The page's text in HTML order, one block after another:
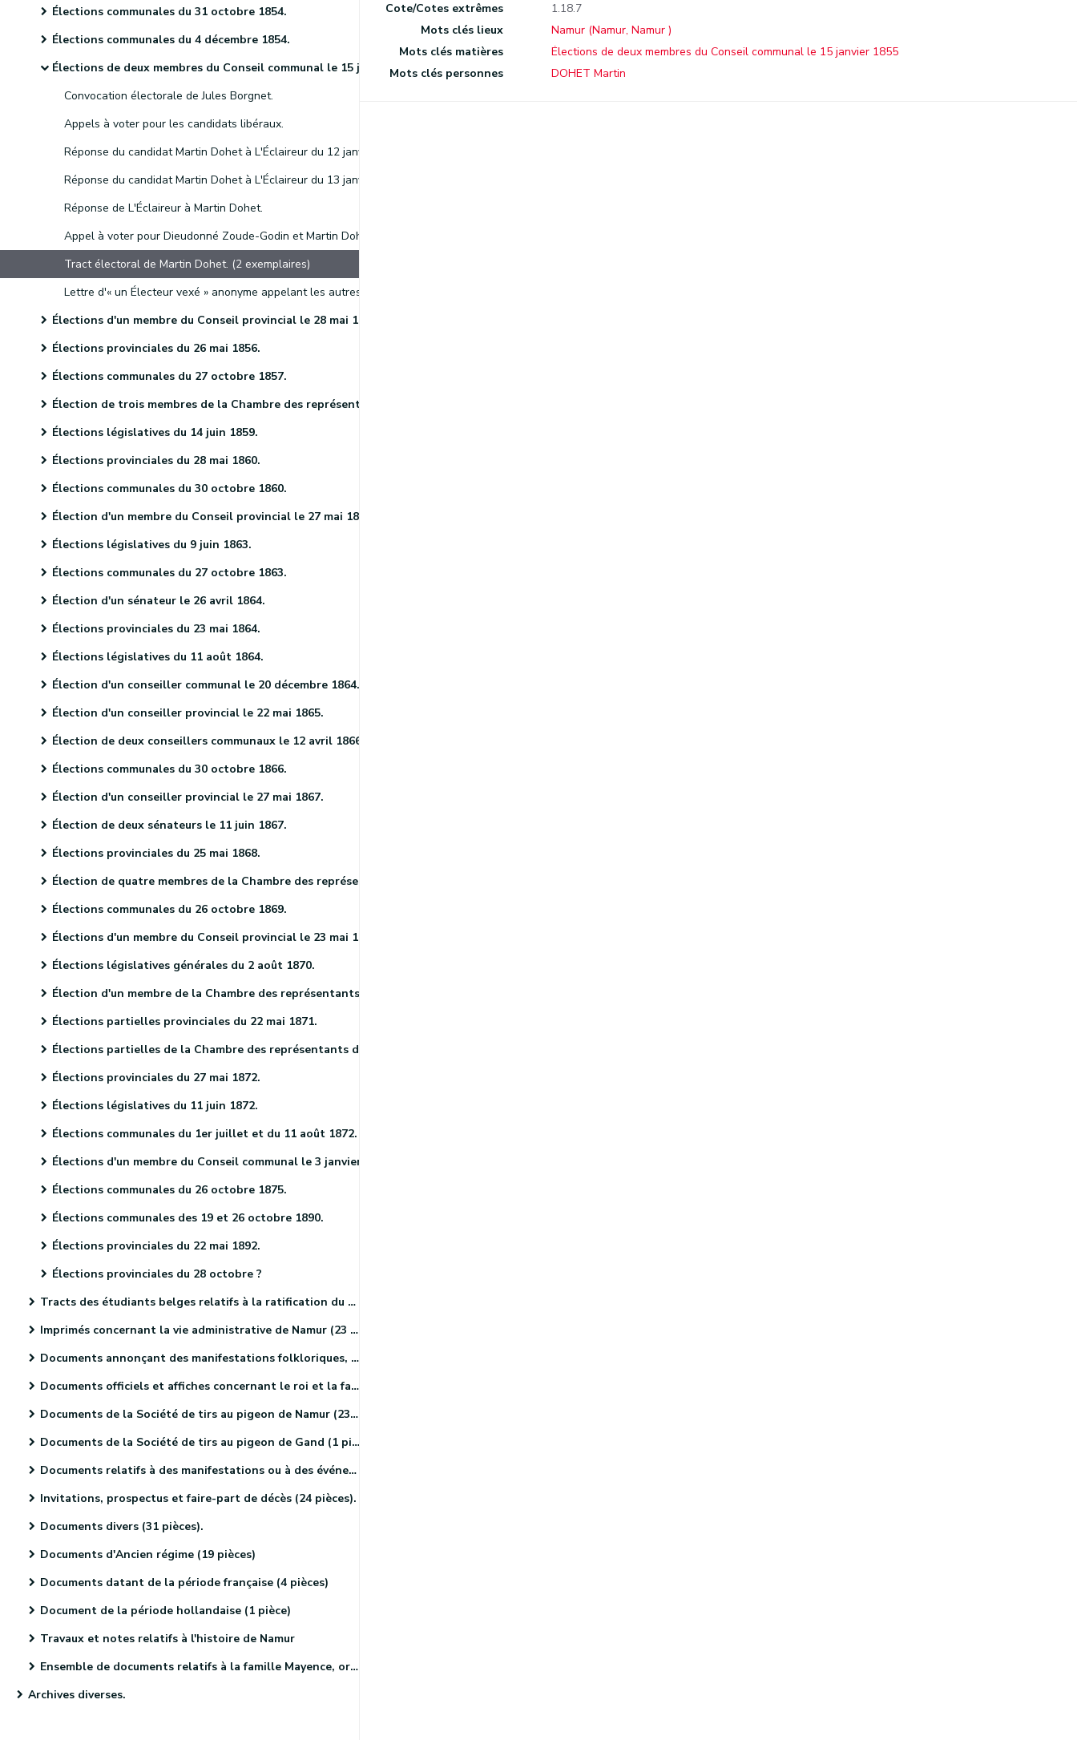
Élections communales du 31 octobre 1854.
Élections communales du 4 décembre 1854.
Élections de deux membres du Conseil communal le 15 janvier 1855.
Convocation électorale de Jules Borgnet.
Appels à voter pour les candidats libéraux.
Réponse de L'Éclaireur à Martin Dohet.
Appel à voter pour Dieudonné Zoude-Godin et Martin Dohet.
Tract électoral de Martin Dohet. (2 exemplaires)
Élections d'un membre du Conseil provincial le 28 mai 1855.
Élections provinciales du 26 mai 1856.
Élections communales du 27 octobre 1857.
Élection de trois membres de la Chambre des représentants le 10 décembre 1857.
Élections législatives du 14 juin 1859.
Élections provinciales du 28 mai 1860.
Élections communales du 30 octobre 1860.
Élection d'un membre du Conseil provincial le 27 mai 1861.
Élections législatives du 9 juin 1863.
Élections communales du 27 octobre 1863.
Élection d'un sénateur le 26 avril 1864.
Élections provinciales du 23 mai 1864.
Élections législatives du 11 août 1864.
Élection d'un conseiller communal le 20 décembre 1864.
Élection d'un conseiller provincial le 22 mai 1865.
Élection de deux conseillers communaux le 12 avril 1866.
Élections communales du 30 octobre 1866.
Élection d'un conseiller provincial le 27 mai 1867.
Élection de deux sénateurs le 11 juin 1867.
Élections provinciales du 25 mai 1868.
Élection de quatre membres de la Chambre des représentants le 9 juin 1868.
Élections communales du 26 octobre 1869.
Élections d'un membre du Conseil provincial le 23 mai 1870.
Élections législatives générales du 2 août 1870.
Élection d'un membre de la Chambre des représentants le 29 septembre 1870.
Élections partielles provinciales du 22 mai 1871.
Élections partielles de la Chambre des représentants du 27 décembre 1871.
Élections provinciales du 27 mai 1872.
Élections législatives du 11 juin 1872.
Élections communales du 1er juillet et du 11 août 1872.
Élections d'un membre du Conseil communal le 3 janvier 1873.
Élections communales du 26 octobre 1875.
Élections communales des 19 et 26 octobre 1890.
Élections provinciales du 22 mai 1892.
Élections provinciales du 28 octobre ?
Tracts des étudiants belges relatifs à la ratification du Traité des XXIV articles (4 pièces).
Imprimés concernant la vie administrative de Namur (23 pièces).
Documents annonçant des manifestations folkloriques, culturelles et sportives. (46 pièces)
Documents officiels et affiches concernant le roi et la famille royale (18 pièces)
Documents de la Société de tirs au pigeon de Namur (23 pièces)
Documents de la Société de tirs au pigeon de Gand (1 pièce).
Documents relatifs à des manifestations ou à des événements religieux (41 pièces)
Invitations, prospectus et faire-part de décès (24 pièces).
Documents divers (31 pièces).
Documents d'Ancien régime (19 pièces)
Documents datant de la période française (4 pièces)
Document de la période hollandaise (1 pièce)
Travaux et notes relatifs à l'histoire de Namur
Ensemble de documents relatifs à la famille Mayence, originaire de Metz (4 pièces)
Archives diverses.
Cote/Cotes extrêmes
1.18.7
Mots clés lieux
Namur (Namur, Namur )
Mots clés matières
Élections de deux membres du Conseil communal le 15 janvier 1855
Mots clés personnes
DOHET Martin